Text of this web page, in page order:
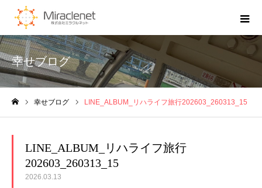
幸せブログ
幸せブログ LINE_ALBUM_リハライフ旅行202603_260313_15
LINE_ALBUM_リハライフ旅行
202603_260313_15
2026.03.13